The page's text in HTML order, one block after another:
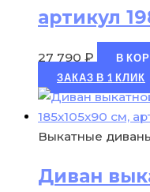
артикул
27 790 ₽
В
ЗАКАЗ В 1 КЛИК
Выкатные
Диван